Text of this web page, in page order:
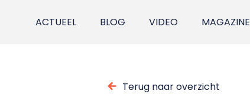
ACTUEEL BLOG VIDEO MAGAZINE
Terug naar overzicht